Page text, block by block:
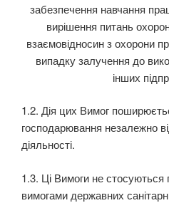
забезпечення навчання
вирішення питань
взаємовідносин з охорони
випадку залучення до
інших
1.2. Дія цих Вимог
господарювання незалежно
діяльності.
1.3. Ці Вимоги не стосуються
вимогами державних